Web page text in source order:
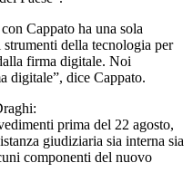
Cappato ha una sola
della tecnologia per
firma digitale. Noi
digitale”, dice Cappato.
prima del 22 agosto,
giudiziaria sia interna sia
componenti del nuovo